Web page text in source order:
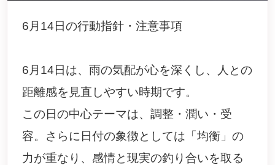
6月14日の行動指針・注意事項
6月14日は、雨の気配が心を深くし、人との
距離感を見直しやすい時期です。
この日の中心テーマは、調整・潤い・受
容。さらに日付の象徴としては「均衡」の
力が重なり、感情と現実の釣り合いを取る